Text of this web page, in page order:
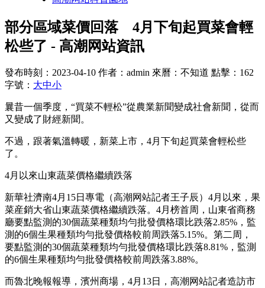
部分區域菜價回落 4月下旬起買菜會輕
松些了 - 高潮网站資訊
發布時刻：2023-04-10 作者：admin 來曆：不知道 點擊：162
字號： 大中小
曩昔一個季度，“買菜不輕松”從農業新聞變成社會新聞，從而
又變成了財經新聞。
不過，跟著氣溫轉暖，新菜上市，4月下旬起買菜會輕松些
了。
4月以來山東蔬菜價格繼續跌落
新華社濟南4月15日專電（高潮网站記者王子辰）4月以來，果
菜産銷大省山東蔬菜價格繼續跌落。4月榜首周，山東省商務
廳要點監測的30個蔬菜種類均勻批發價格環比跌落2.85%，監
測的6個生果種類均勻批發價格較前周跌落5.15%。第二周，
要點監測的30個蔬菜種類均勻批發價格環比跌落8.81%，監測
的6個生果種類均勻批發價格較前周跌落3.88%。
而魯北晚報報導，濱州商場，4月13日，高潮网站記者造訪市